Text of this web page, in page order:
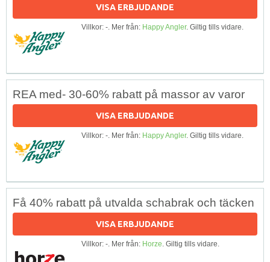
VISA ERBJUDANDE
Villkor: -. Mer från: Happy Angler. Giltig tills vidare.
REA med- 30-60% rabatt på massor av varor
VISA ERBJUDANDE
Villkor: -. Mer från: Happy Angler. Giltig tills vidare.
Få 40% rabatt på utvalda schabrak och täcken
VISA ERBJUDANDE
Villkor: -. Mer från: Horze. Giltig tills vidare.